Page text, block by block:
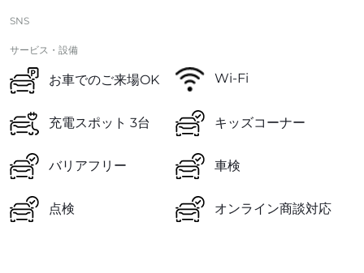
SNS
サービス・設備
お車でのご来場OK Wi-Fi
充電スポット 3台 キッズコーナー
バリアフリー 車検
点検 オンライン商談対応